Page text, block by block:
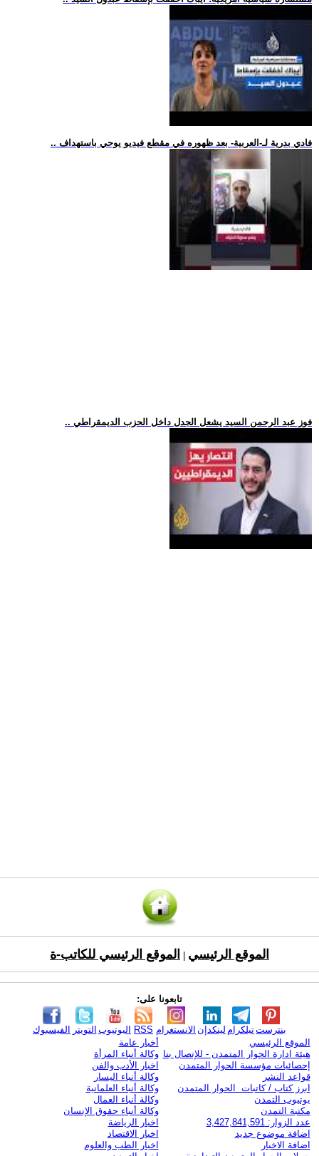
.. فادي بدرية لـ-العربية- بعد ظهوره في مقطع فيديو يوحي باستهداف
.. فوز عبد الرحمن السيد يشعل الجدل داخل الحزب الديمقراطي
الموقع الرئيسي الموقع الرئيسي للكاتب-ة
تابعونا على:
الفيسبوك التويتر اليوتيوب RSS الانستغرام لينكدإن تيلكرامبنترست
الموقع الرئيسي
هيئة ادارة الحوار المتمدن - للإتصال بنا
إحصائيات مؤسسة الحوار المتمدن
قواعد النشر
ابرز كتاب / كاتبات الحوار المتمدن
يوتيوب التمدن
مكتبة التمدن
عدد الزوار: 3,427,841,591
اضافة موضوع جديد
اضافة الاخبار
أخبار عامة
وكالة أنباء المرأة
اخبار الأدب والفن
وكالة أنباء اليسار
وكالة أنباء العلمانية
وكالة أنباء العمال
وكالة أنباء حقوق الإنسان
اخبار الرياضة
اخبار الاقتصاد
اخبار الطب والعلوم